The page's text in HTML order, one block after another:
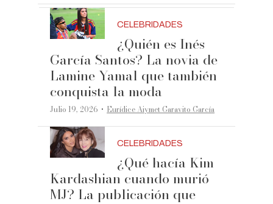
CELEBRIDADES
¿Quién es Inés
García Santos? La novia de
Lamine Yamal que también
conquista la moda
Julio 19, 2026 ·Eurídice Aiymet Garavito García
CELEBRIDADES
¿Qué hacía Kim
Kardashian cuando murió
MJ? La publicación que